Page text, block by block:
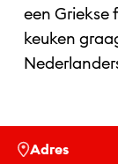
een Griekse
keuken
Adres